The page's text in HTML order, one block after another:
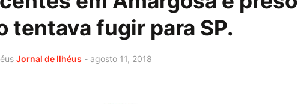
tentava fugir para SP.
Jornal de Ilhéus - agosto 11, 2018